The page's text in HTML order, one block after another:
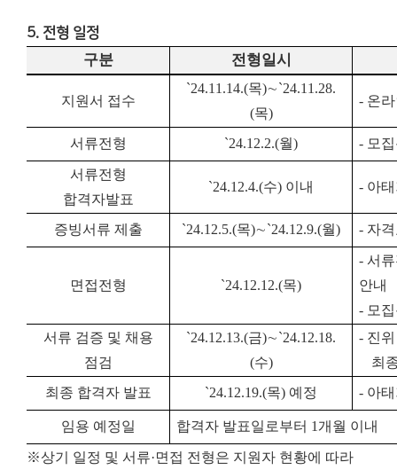
5. 전형 일정
구분 전형일시
지원서 접수
`24.11.14.(목)∼`24.11.28.
(목)
- 온
서류전형 `24.12.2.(월) - 모
서류전형
합격자발표
`24.12.4.(수) 이내 - 아
증빙서류 제출 `24.12.5.(목)∼`24.12.9.(월) - 자
면접전형 `24.12.12.(목)
- 서
안내
- 모
서류 검증 및 채용
점검
`24.12.13.(금)∼`24.12.18.
(수)
- 진
최
최종 합격자 발표
`24.12.19.(목) 예정 - 아
임용 예정일 합격자 발표일로부터 1 개월 이내
※상기 일정 및 서류·면접 전형은 지원자 현황에 따라